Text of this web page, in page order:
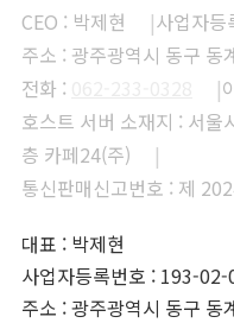
CEO : 박제현 |사업자
주소 : 광주광역시 동구
전화 :
|
호스트 서버 소재지 : 서
층 카페24(주)
|
통신판매신고번호 : 제
대표 : 박제현
사업자등록번호 : 193-
주소 : 광주광역시 동구